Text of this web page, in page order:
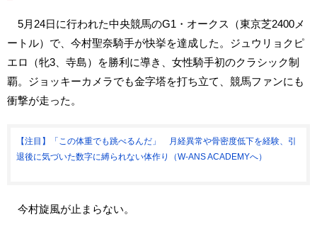
5月24日に行われた中央競馬のG1・オークス（東京芝2400メ
ートル）で、今村聖奈騎手が快挙を達成した。ジュウリョクピ
エロ（牝3、寺島）を勝利に導き、女性騎手初のクラシック制
覇。ジョッキーカメラでも金字塔を打ち立て、競馬ファンにも
衝撃が走った。
【注目】「この体重でも跳べるんだ」 月経異常や骨密度低下を経験、引
退後に気づいた数字に縛られない体作り（W-ANS ACADEMYへ）
今村旋風が止まらない。